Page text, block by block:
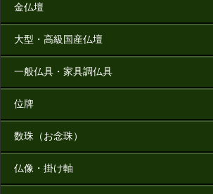
金仏壇
大型・高級国産仏壇
一般仏具・家具調仏具
位牌
数珠（お念珠）
仏像・掛け軸